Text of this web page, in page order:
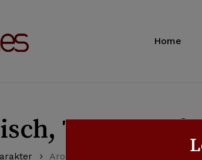
Home
Tropisch
Aromatisch, Tropisch fruit, Zacht